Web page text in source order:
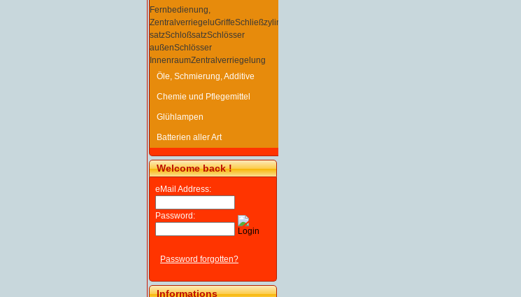
Fernbedienung,
ZentralverriegeluGriffeSchließzylinder/-
satzSchloßsatzSchlösser
außenSchlösser
InnenraumZentralverriegelung
Öle, Schmierung, Additive
Chemie und Pflegemittel
Glühlampen
Batterien aller Art
Welcome back !
eMail Address:
Password:
Password forgotten?
Informations